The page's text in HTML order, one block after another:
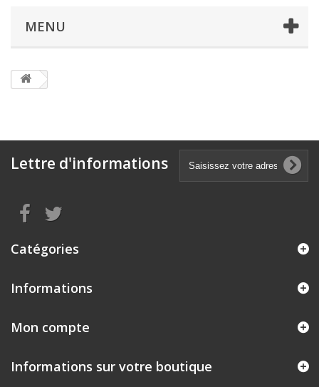
MENU
Lettre d'informations
Catégories
Informations
Mon compte
Informations sur votre boutique